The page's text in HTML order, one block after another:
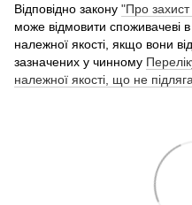
Відповідно закону "Про
може відмовити споживачеві в
належної якості, якщо вони
зазначених у чинному
належної якості, що не